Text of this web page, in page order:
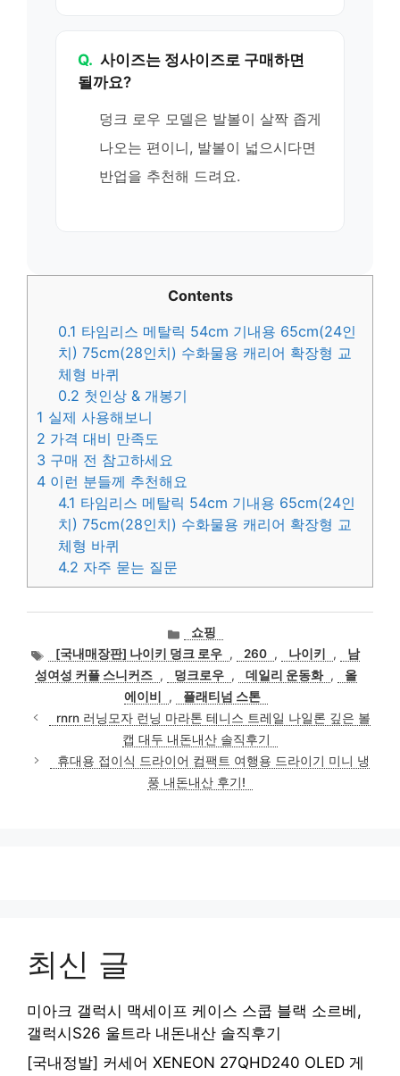
Q. 사이즈는 정사이즈로 구매하면
될까요?
덩크 로우 모델은 발볼이 살짝 좁게
나오는 편이니, 발볼이 넓으시다면
반업을 추천해 드려요.
Contents
0.1 타임리스 메탈릭 54cm 기내용 65cm(24인
치) 75cm(28인치) 수화물용 캐리어 확장형 교
체형 바퀴
0.2 첫인상 & 개봉기
1 실제 사용해보니
2 가격 대비 만족도
3 구매 전 참고하세요
4 이런 분들께 추천해요
4.1 타임리스 메탈릭 54cm 기내용 65cm(24인
치) 75cm(28인치) 수화물용 캐리어 확장형 교
체형 바퀴
4.2 자주 묻는 질문
카
테
고
리
쇼핑
태
그
[국내매장판] 나이키 덩크 로우 , 260 , 나이키 ,
남
성여성 커플 스니커즈 , 덩크로우 , 데일리 운동화 ,
올
에이비
,
플래티넘 스톤
rnrn 러닝모자 런닝 마라톤 테니스 트레일 나일론 깊은 볼
캡 대두 내돈내산 솔직후기
휴대용 접이식 드라이어 컴팩트 여행용 드라이기 미니 냉
풍 내돈내산 후기!
최신 글
미아크 갤럭시 맥세이프 케이스 스쿱 블랙 소르베,
갤럭시S26 울트라 내돈내산 솔직후기
[국내정발] 커세어 XENEON 27QHD240 OLED 게